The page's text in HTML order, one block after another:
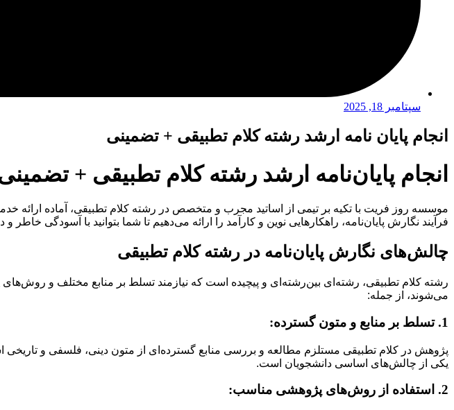
سپتامبر 18, 2025
انجام پایان نامه ارشد رشته کلام تطبیقی + تضمینی
انجام پایان‌نامه ارشد رشته کلام تطبیقی +
موسسه روز فریت با تکیه بر تیمی از اساتید مجرب و متخصص در رشته کلام تطبیقی، آماده ارائه
فرآیند نگارش پایان‌نامه، راهکارهایی نوین و کارآمد را ارائه می‌دهیم تا شما بتوانید با آسودگی
چالش‌های نگارش پایان‌نامه در رشته کلام تطبیقی
رشته کلام تطبیقی، رشته‌ای بین‌رشته‌ای و پیچیده است که نیازمند تسلط بر منابع مختلف و
می‌شوند، از جمله:
1. تسلط بر منابع و متون گسترده:
پژوهش در کلام تطبیقی مستلزم مطالعه و بررسی منابع گسترده‌ای از متون دینی، فلسفی و تاریخی
یکی از چالش‌های اساسی دانشجویان است.
2. استفاده از روش‌های پژوهشی مناسب: